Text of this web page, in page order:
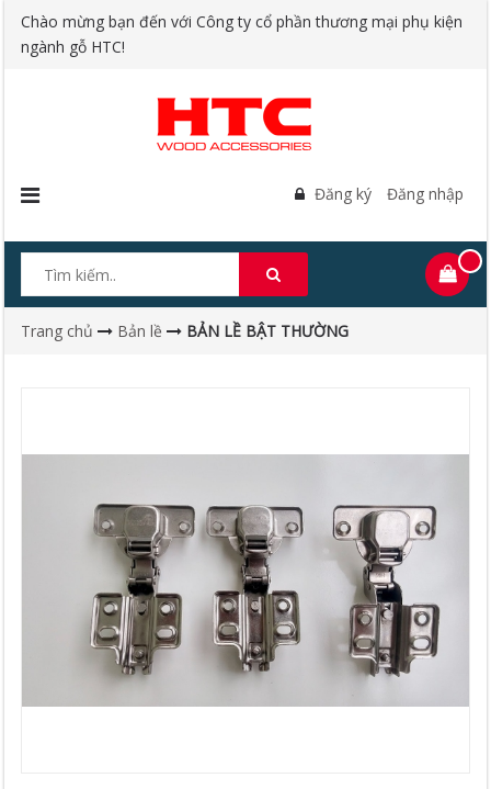
Chào mừng bạn đến với Công ty cổ phần thương mại phụ kiện
ngành gỗ HTC!
Đăng ký Đăng nhập
Trang chủ Bản lề BẢN LỀ BẬT THƯỜNG